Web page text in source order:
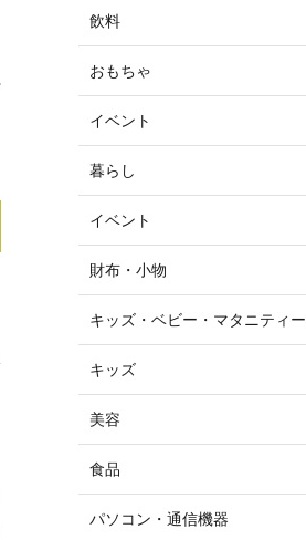
飲料
おもちゃ
イベント
暮らし
イベント
財布・小物
キッズ・ベビー・マタニティー
キッズ
美容
食品
パソコン・通信機器